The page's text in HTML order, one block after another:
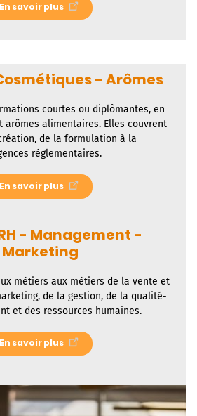
En savoir plus
- Arômes
courtes ou diplômantes, en
arômes alimentaires. Elles couvrent
de la formulation à la
réglementaires.
En savoir plus
- Management -
Marketing
métiers aux métiers de la vente et
de la gestion, de la qualité-
et des ressources humaines.
En savoir plus